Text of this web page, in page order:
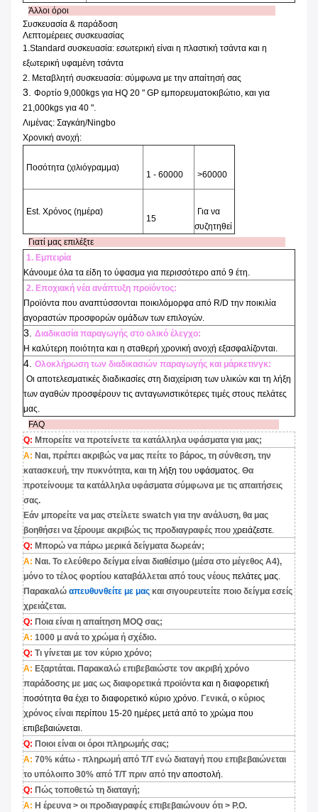
Άλλοι όροι
Συσκευασία & παράδοση
Λεπτομέρειες συσκευασίας
1.Standard συσκευασία: εσωτερική είναι η πλαστική τσάντα και η
εξωτερική υφαμένη τσάντα
2. Μεταβλητή συσκευασία: σύμφωνα με την απαίτησή σας
3. Φορτίο 9,000kgs για HQ 20 " GP εμπορευματοκιβώτιο, και για
21,000kgs για 40 ".
Λιμένας: Σαγκάη/Ningbo
Χρονική ανοχή:
Ποσότητα (χιλιόγραμμα)
1 - 60000 >60000
Est. Χρόνος (ημέρα)
15
Για να
συζητηθεί
Γιατί μας επιλέξτε
1. Εμπειρία
Κάνουμε όλα τα είδη το ύφασμα για περισσότερο από 9 έτη.
2. Εποχιακή νέα ανάπτυξη προϊόντος:
Προϊόντα που αναπτύσσονται ποικιλόμορφα από R/D την ποικιλία
αγοραστών προσφορών ομάδων των επιλογών.
3. Διαδικασία παραγωγής στο ολικό έλεγχο:
Η καλύτερη ποιότητα και η σταθερή χρονική ανοχή εξασφαλίζονται.
4. Ολοκλήρωση των διαδικασιών παραγωγής και μάρκετινγκ:
Οι αποτελεσματικές διαδικασίες στη διαχείριση των υλικών και τη λήξη
των αγαθών προσφέρουν τις ανταγωνιστικότερες τιμές στους πελάτες
μας.
FAQ
Q: Μπορείτε να προτείνετε τα κατάλληλα υφάσματα για μας;
Α: Ναι, πρέπει ακριβώς να μας πείτε το βάρος, τη σύνθεση, την
κατασκευή, την πυκνότητα, και τη λήξη του υφάσματος. Θα
προτείνουμε τα κατάλληλα υφάσματα σύμφωνα με τις απαιτήσεις
σας.
Εάν μπορείτε να μας στείλετε swatch για την ανάλυση, θα μας
βοηθήσει να ξέρουμε ακριβώς τις προδιαγραφές που χρειάζεστε.
Q: Μπορώ να πάρω μερικά δείγματα δωρεάν;
Α: Ναι. Το ελεύθερο δείγμα είναι διαθέσιμο (μέσα στο μέγεθος A4),
μόνο το τέλος φορτίου καταβάλλεται από τους νέους πελάτες μας.
Παρακαλώ απευθυνθείτε με μας και σιγουρευτείτε ποιο δείγμα εσείς
χρειάζεται.
Q: Ποια είναι η απαίτηση MOQ σας;
Α: 1000 μ ανά το χρώμα ή σχέδιο.
Q: Τι γίνεται με τον κύριο χρόνο;
Α: Εξαρτάται. Παρακαλώ επιβεβαιώστε τον ακριβή χρόνο
παράδοσης με μας ως διαφορετικά προϊόντα και η διαφορετική
ποσότητα θα έχει το διαφορετικό κύριο χρόνο. Γενικά, ο κύριος
χρόνος είναι περίπου 15-20 ημέρες μετά από το χρώμα που
επιβεβαιώνεται.
Q: Ποιοι είναι οι όροι πληρωμής σας;
Α: 70% κάτω - πληρωμή από T/T ενώ διαταγή που επιβεβαιώνεται
το υπόλοιπο 30% από T/T πριν από την αποστολή.
Q: Πώς τοποθετώ τη διαταγή;
Α: Η έρευνα > οι προδιαγραφές επιβεβαιώνουν ότι > P.O.